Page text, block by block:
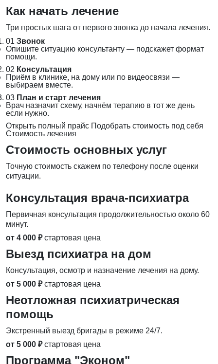
Как начать лечение
Три простых шага от первого звонка до начала лечения.
01 Звонок
Опишите ситуацию консультанту — подскажет формат
помощи.
02 Консультация
Приём в клинике, на дому или по видеосвязи —
выбираем вместе.
03 План и старт лечения
Врач назначит схему, начнём терапию в тот же день
если нужно.
Открыть полный прайс Подобрать стоимость под себя
Стоимость лечения
Стоимость основных услуг
Точную стоимость скажем по телефону после оценки
ситуации.
Консультация врача-психиатра
Первичная консультация продолжительностью около 60
минут.
от 4 000 ₽ стартовая цена
Выезд психиатра на дом
Консультация, осмотр и назначение лечения на дому.
от 5 000 ₽ стартовая цена
Неотложная психиатрическая
помощь
Экстренный выезд бригады в режиме 24/7.
от 5 000 ₽ стартовая цена
Программа "Эконом"